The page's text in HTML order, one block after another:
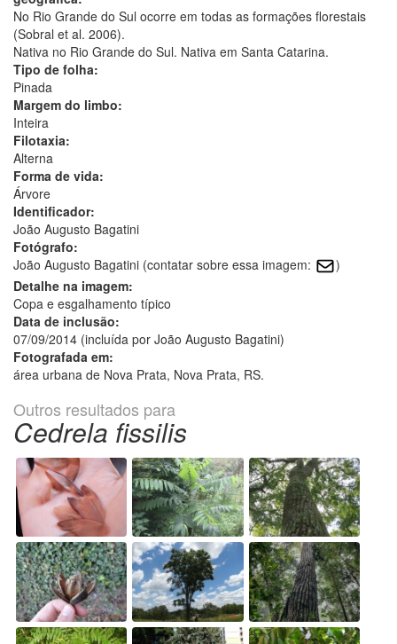
No Rio Grande do Sul ocorre em todas as formações florestais
(Sobral et al. 2006).
Nativa no Rio Grande do Sul. Nativa em Santa Catarina.
Tipo de folha:
Pinada
Margem do limbo:
Inteira
Filotaxia:
Alterna
Forma de vida:
Árvore
Identificador:
João Augusto Bagatini
Fotógrafo:
João Augusto Bagatini (contatar sobre essa imagem:
)
Detalhe na imagem:
Copa e esgalhamento típico
Data de inclusão:
07/09/2014 (incluída por João Augusto Bagatini)
Fotografada em:
área urbana de Nova Prata, Nova Prata, RS.
Outros resultados para
Cedrela fissilis